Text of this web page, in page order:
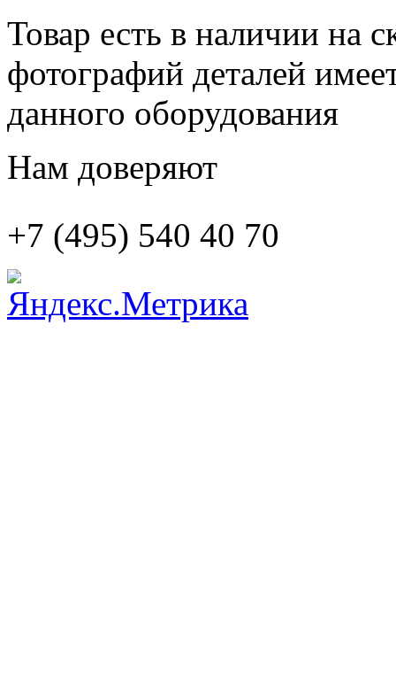
Товар есть в наличии на
фотографий деталей
данного оборудования
Нам доверяют
+7 (495) 540 40 70